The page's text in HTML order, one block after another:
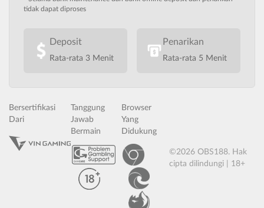
tidak dapat diproses
Deposit
Rata-rata 3 Menit
Penarikan
Rata-rata 5 Menit
Bersertifikasi
Dari
Tanggung
Jawab
Bermain
Browser
Yang
Didukung
©2026 OBS188. Hak
cipta dilindungi | 18+